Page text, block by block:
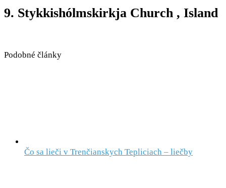
9. Stykkishólmskirkja Church , Island
Podobné články
Čo sa lieči v Trenčianskych Tepliciach – liečby